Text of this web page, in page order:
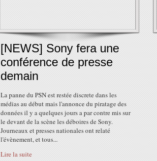
[NEWS] Sony fera une
conférence de presse
demain
La panne du PSN est restée discrete dans les
médias au début mais l'annonce du piratage des
données il y a quelques jours a par contre mis sur
le devant de la scène les déboires de Sony.
Journeaux et presses nationales ont relaté
l'évènement, et tous...
Lire la suite